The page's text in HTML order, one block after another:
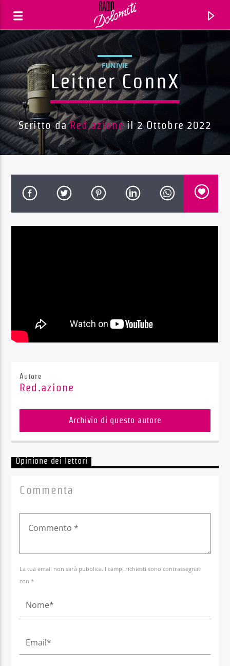
Traccia corrente
Titolo
FUNIVIE
Leitner ConnX
Scritto daRed.azioneil 2 Ottobre 2022
Autore
Red.azione
Archivio di questo autore
Opinione dei lettori
Commenta
La tua email non sarà pubblica. I campi richiesti sono contrassegnati
con *